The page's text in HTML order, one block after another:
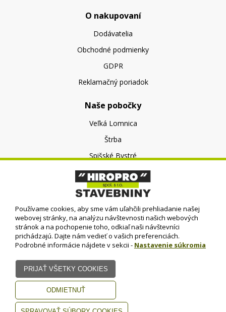
O nakupovaní
Dodávatelia
Obchodné podmienky
GDPR
Reklamačný poriadok
Naše pobočky
Veľká Lomnica
Štrba
Spišské Bystré
O nás
O spoločnosti
Kontakt
© HIROPRO, spol. s r.o.
Používame cookies, aby sme vám uľahčili prehliadanie našej
webovej stránky, na analýzu návštevnosti našich webových
stránok a na pochopenie toho, odkiaľ naši návštevníci
prichádzajú. Dajte nám vedieť o vašich preferenciách.
Podrobné informácie nájdete v sekcii - Nastavenie súkromia